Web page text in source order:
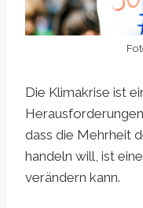
Die Klimakrise ist
dass die Mehrheit
handeln will, ist
verändern kann.